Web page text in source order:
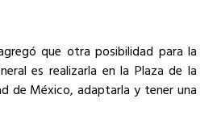
que otra posibilidad para la
es realizarla en la Plaza de la
de México, adaptarla y tener una